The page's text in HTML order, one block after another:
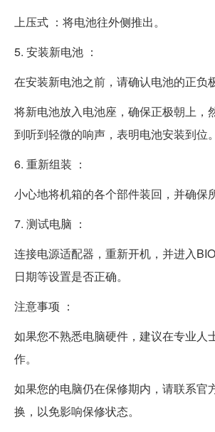
上压式 ：将电池往外侧推出。
5. 安装新电池 ：
在安装新电池之前，请确认电池的正负
将新电池放入电池座，确保正极朝上，
到听到轻微的响声，表明电池安装到位。
6. 重新组装 ：
小心地将机箱的各个部件装回，并确保
7. 测试电脑 ：
连接电源适配器，重新开机，并进入
日期等设置是否正确。
注意事项 ：
如果您不熟悉电脑硬件，建议在专业人
作。
如果您的电脑仍在保修期内，请联系官
换，以免影响保修状态。